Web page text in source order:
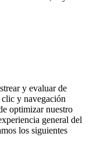
y evaluar de
y navegación
optimizar nuestro
general del
los siguientes